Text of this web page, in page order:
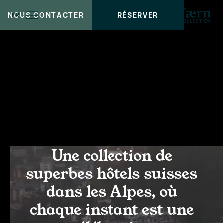
FR
NOUS CONTACTER RÉSERVER
Une collection de
superbes hôtels suisses
dans les Alpes, où
chaque instant est une